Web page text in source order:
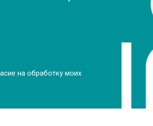
на обработку моих